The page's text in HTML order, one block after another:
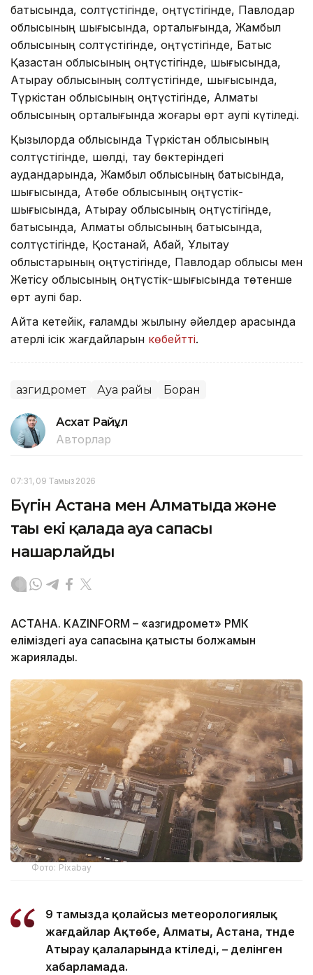
батысында, солтүстігінде, оңтүстігінде, Павлодар
облысының шығысында, орталығында, Жамбыл
облысының солтүстігінде, оңтүстігінде, Батыс
Қазақстан облысының оңтүстігінде, шығысында,
Атырау облысының солтүстігінде, шығысында,
Түркістан облысының оңтүстігінде, Алматы
облысының орталығында жоғары өрт қаупі күтіледі.
Қызылорда облысында Түркістан облысының
солтүстігінде, шөлді, тау бөктеріндегі
аудандарында, Жамбыл облысының батысында,
шығысында, Ақтөбе облысының оңтүстік-
шығысында, Атырау облысының оңтүстігінде,
батысында, Алматы облысының батысында,
солтүстігінде, Қостанай, Абай, Ұлытау
облыстарының оңтүстігінде, Павлодар облысы мен
Жетісу облысының оңтүстік-шығысында төтенше
өрт қаупі бар.
Айта кетейік, ғаламдық жылыну әйелдер арасында
қатерлі ісік жағдайларын көбейтті.
Қазгидромет Ауа райы Боран
Асхат Райқұл
Авторлар
07:31, 09 Тамыз 2026
Бүгін Астана мен Алматыда және
тағы екі қалада ауа сапасы
нашарлайды
АСТАНА. KAZINFORM – «Қазгидромет» РМК
еліміздегі ауа сапасына қатысты болжамын
жариялады.
Фото: Pixabay
9 тамызда қолайсыз метеорологиялық
жағдайлар Ақтөбе, Алматы, Астана, түнде
Атырау қалаларында күтіледі, – делінген
хабарламада.